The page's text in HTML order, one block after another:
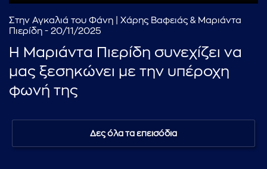
Στην Αγκαλιά του Φάνη | Χάρης Βαφειάς & Μαριάντα
Πιερίδη - 20/11/2025
Η Μαριάντα Πιερίδη συνεχίζει να
μας ξεσηκώνει με την υπέροχη
φωνή της
Δες όλα τα επεισόδια